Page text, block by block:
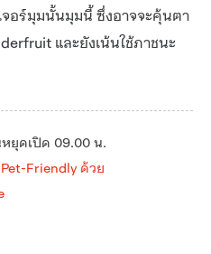
อร์มุมนั้นมุมนี้ ซึ่งอาจจะคุ้นตา
และยังเน้นใช้ภาชนะ
ยุดเปิด 09.00 น.
Friendly ด้วย